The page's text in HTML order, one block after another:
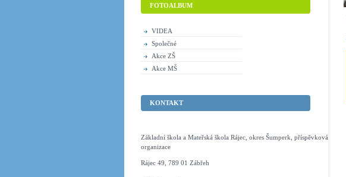
FOTOALBUM
VIDEA
Společné
Akce ZŠ
Akce MŠ
KONTAKT
Základní škola a Mateřská škola Rájec, okres Šumperk, příspěvková
organizace
Rájec 49, 789 01 Zábřeh